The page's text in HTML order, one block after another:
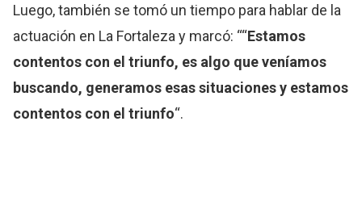
Luego, también se tomó un tiempo para hablar de la
actuación en La Fortaleza y marcó: ““Estamos
contentos con el triunfo, es algo que veníamos
buscando, generamos esas situaciones y estamos
contentos con el triunfo“.